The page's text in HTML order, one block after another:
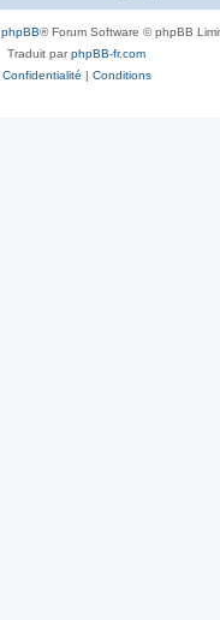
phpBB® Forum Software © phpBB
Traduit parphpBB-fr.com
Confidentialité | Conditions